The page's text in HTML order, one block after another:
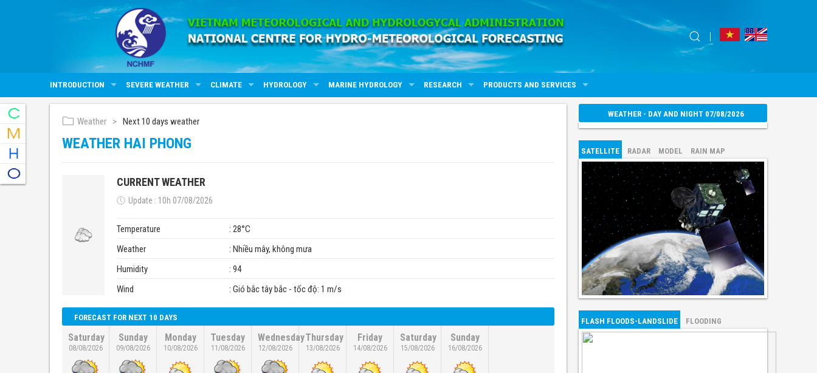
INTRODUCTION SEVERE WEATHER CLIMATE HYDROLOGY MARINE HYDROLOGY RESEARCH PRODUCTS AND SERVICES
Weather Next 10 days weather
WEATHER HAI PHONG
CURRENT WEATHER
Update : 10h 07/08/2026
Temperature
: 28°C
Weather
: Nhiều mây, không mưa
Humidity
: 94
Wind
: Gió bắc tây bắc - tốc độ: 1 m/s
FORECAST FOR NEXT 10 DAYS
Saturday
08/08/2026
Sunday
09/08/2026
Monday
10/08/2026
Tuesday
11/08/2026
Wednesday
12/08/2026
Thursday
13/08/2026
Friday
14/08/2026
Saturday
15/08/2026
Sunday
16/08/2026
WEATHER - DAY AND NIGHT 07/08/2026
SATELLITE RADAR MODEL RAIN MAP
FLASH FLOODS-LANDSLIDE FLOODING